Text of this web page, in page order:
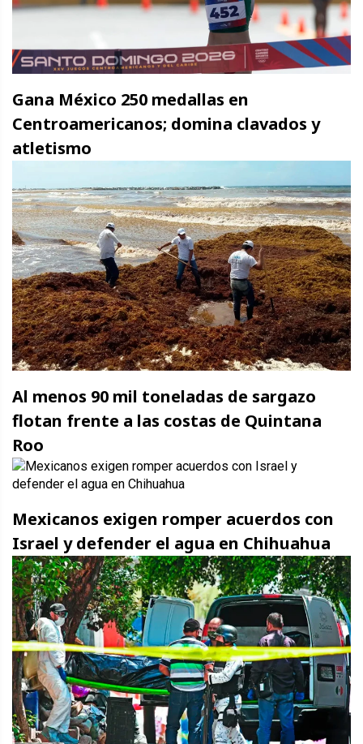
Gana México 250 medallas en
Centroamericanos; domina clavados y
atletismo
Al menos 90 mil toneladas de sargazo
flotan frente a las costas de Quintana
Roo
Mexicanos exigen romper acuerdos con
Israel y defender el agua en Chihuahua